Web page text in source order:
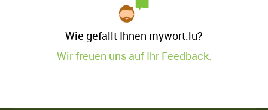
Wie gefällt Ihnen mywort.lu?
Wir freuen uns auf Ihr Feedback.